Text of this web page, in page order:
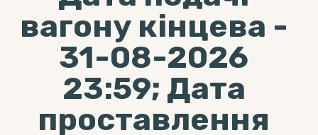
вагону кінцева -
31-08-2026
23:59; Дата
проставлення